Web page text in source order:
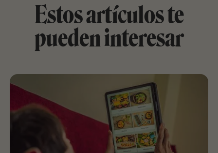
Estos artículos te
pueden interesar